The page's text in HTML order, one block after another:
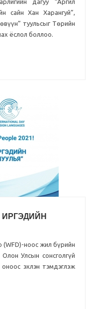
дагуу “Аргил
сайн Хан Харангуй”,
туульсыг Төрийн
ёслол боллоо.
(WFD)-ноос жил бүрийн
Улсын сонсголгүй
эхлэн тэмдэглэж